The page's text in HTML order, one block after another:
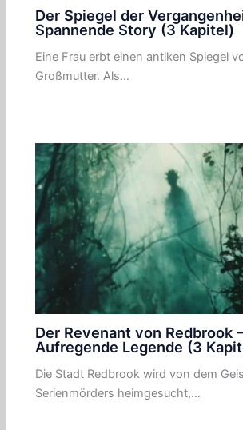
Der Spiegel der
Spannende Story (3 Kapitel)
Eine Frau erbt einen antiken Spiegel
Großmutter. Als…
Der Revenant von Redbrook
Aufregende Legende (3
Die Stadt Redbrook wird von dem
Serienmörders heimgesucht,…